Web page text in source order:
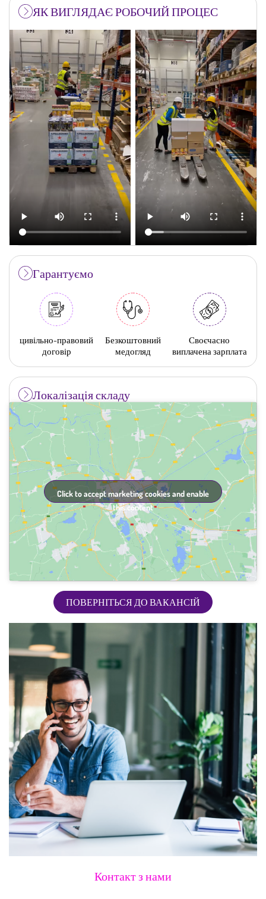
ЯК ВИГЛЯДАЄ РОБОЧИЙ ПРОЦЕС
Гарантуємо
цивільно-правовий
договір
Безкоштовний
медогляд
Своєчасно
виплачена зарплата
Локалізація складу
Click to accept marketing cookies and enable
this content
ПОВЕРНІТЬСЯ ДО ВАКАНСІЙ
Контакт з нами